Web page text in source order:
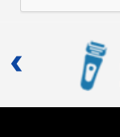
‹